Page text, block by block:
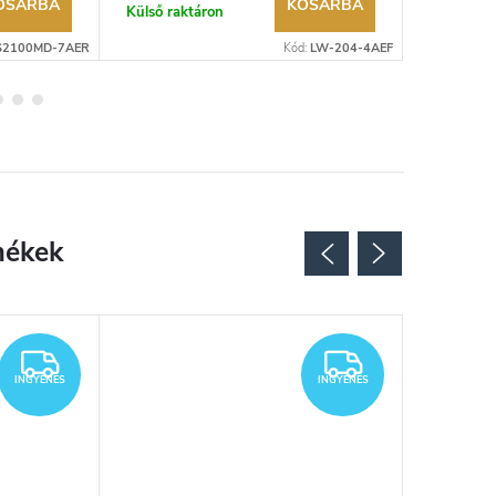
7AER
Külső raktáron KOSÁRBA
Kód: LW-204-4AEF
INGYENES
INGYENES INGYENES
INGYENES